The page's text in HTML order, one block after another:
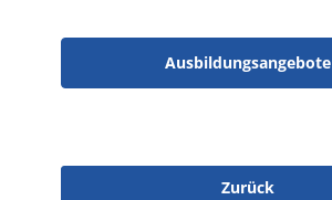
Ausbildungsangebote
Zurück